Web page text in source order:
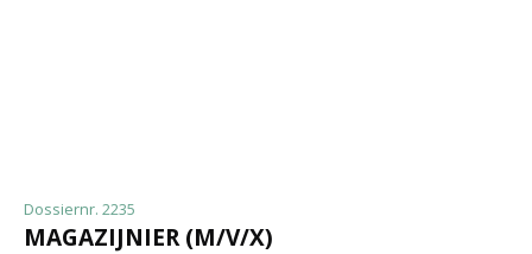
Dossiernr. 2235
MAGAZIJNIER (M/V/X)